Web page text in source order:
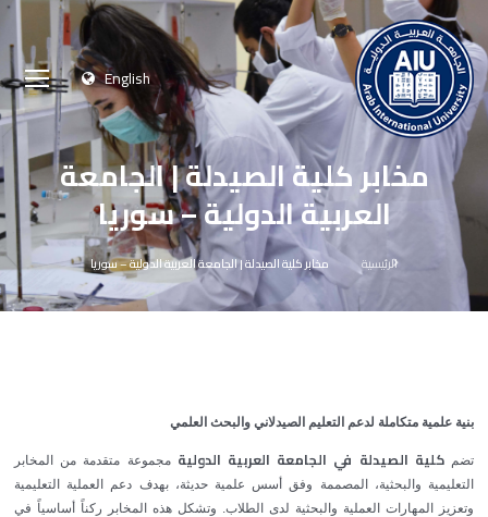
English
مخابر كلية الصيدلة | الجامعة
العربية الدولية – سوريا
الرئيسية مخابر كلية الصيدلة | الجامعة العربية الدولية – سوريا
بنية علمية متكاملة لدعم التعليم الصيدلاني والبحث العلمي
تضمكلية الصيدلة في الجامعة العربية الدولية مجموعة متقدمة من المخابر
التعليمية والبحثية، المصممة وفق أسس علمية حديثة، بهدف دعم العملية التعليمية
وتعزيز المهارات العملية والبحثية لدى الطلاب. وتشكل هذه المخابر ركناً أساسياً في